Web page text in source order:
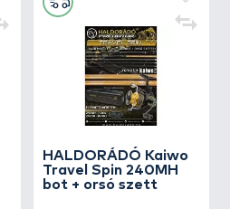
HALDORÁDÓ Kaiwo
Travel Spin 240MH
bot + orsó szett